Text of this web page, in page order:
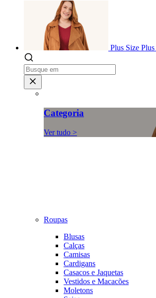
Plus Size
Categoria
Ver tudo >
Roupas
Blusas
Calças
Camisas
Cardigans
Casacos e Jaquetas
Vestidos e Macacões
Moletons